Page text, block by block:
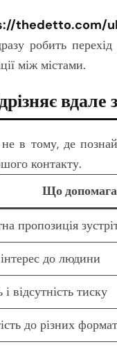
thedetto.com/
робить перехід
між містами.
вдале
в тому, де
контакту.
Що
пропозиція
до людини
і відсутність тиску
до різних